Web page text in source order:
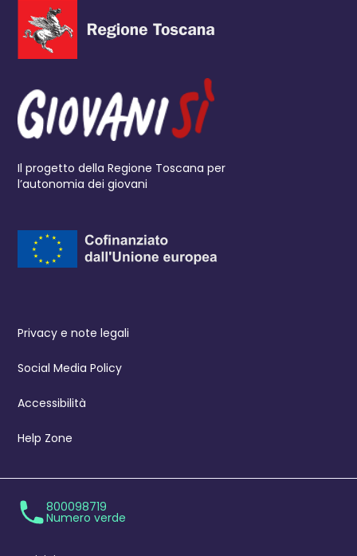
Il progetto della Regione Toscana per
l’autonomia dei giovani
Privacy e note legali
Social Media Policy
Accessibilità
Help Zone
800098719
Numero verde